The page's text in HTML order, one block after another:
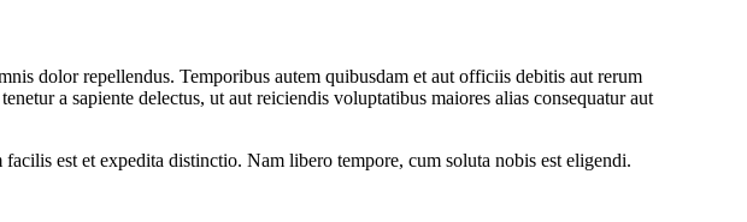
dolor repellendus. Temporibus autem quibusdam et aut officiis debitis aut rerum
a sapiente delectus, ut aut reiciendis voluptatibus maiores alias consequatur aut
est et expedita distinctio. Nam libero tempore, cum soluta nobis est eligendi.